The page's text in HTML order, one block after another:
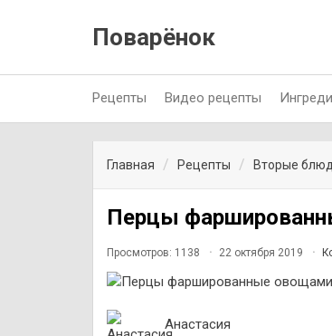
Поварёнок
Рецепты Видео рецепты
Главная Рецепты Вторые
Перцы
Просмотров: 1138 22 октября 2019
Анастасия